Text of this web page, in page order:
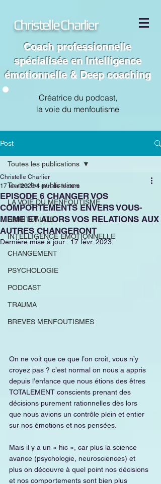
Christelle Charlier
Coach professionnelle
spécialisée en Intelligence
émotionnelle & Deep coaching
Créatrice du podcast,
la voie du menfoutisme
Post
Toutes les publications
LA VOIE DU MENFOUTISME
SPIRITUALITE
INTELLIGENCE EMOTIONNELLE
CHANGEMENT
PSYCHOLOGIE
PODCAST
TRAUMA
BREVES MENFOUTISMES
Toutes les publications
EPISODE 6 CHANGER VOS
COMPORTEMENTS ENVERS VOUS-
MEME ET ALORS VOS RELATIONS AUX
AUTRES CHANGERONT
Christelle Charlier
17 févr. 2023 4 min de lecture
Dernière mise à jour : 17 févr. 2023
On ne voit que ce que l’on croit, vous n’y
croyez pas ? c’est normal on nous a appris
depuis l’enfance que nous étions des êtres
TOTALEMENT conscients prenant des
décisions purement rationnelles dès lors
que nous avions un contrôle plein et entier
sur nos émotions et nos pensées.
Mais il y a un « hic », car plus la science
avance (psychologie, neurosciences) et
plus on découvre à quel point nos décisions
et nos comportements sont bien plus